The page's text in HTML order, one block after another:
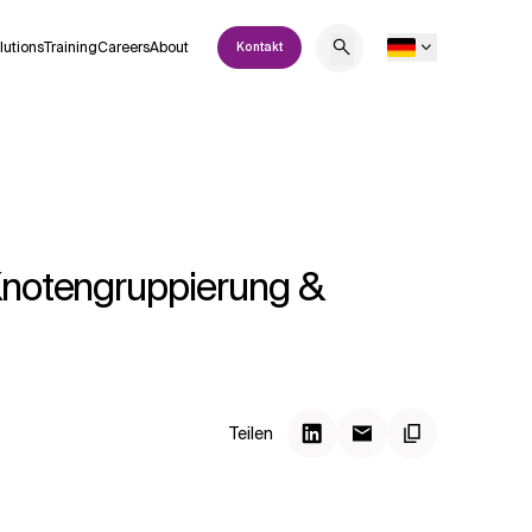
TrainingCareersAbout Kontakt
&
Teilen